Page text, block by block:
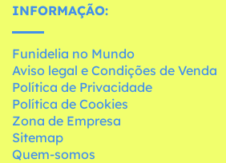
INFORMAÇÃO:
Funidelia no Mundo
Aviso legal e Condições de Venda
Política de Privacidade
Política de Cookies
Zona de Empresa
Sitemap
Quem-somos